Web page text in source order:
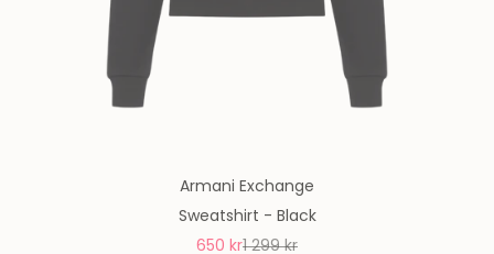
Armani Exchange
Sweatshirt - Black
REA-pris
650 krPris
1 299 kr